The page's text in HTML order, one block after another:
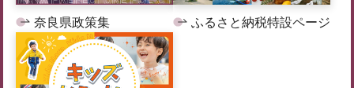
奈良県政策集 ふるさと納税特設ページ